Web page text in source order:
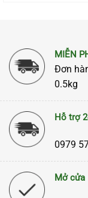
MIỄN
Đơn
0.5kg
Hỗ trợ
0979
Mở cửa